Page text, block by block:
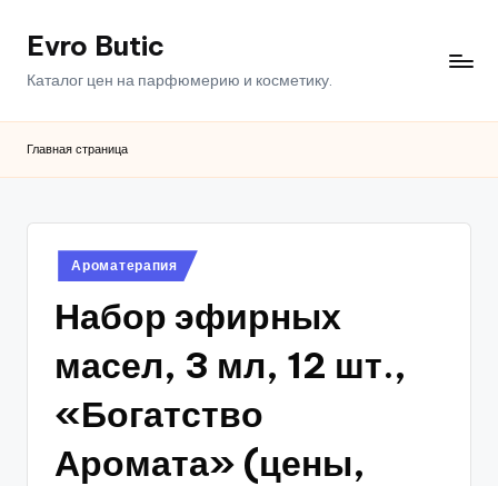
ПерейтиEvro Butic
Каталог цен на парфюмерию и косметику.
Главная страница
Опубликовано
в
Ароматерапия
Набор эфирных
масел, 3 мл, 12 шт.,
«Богатство
Аромата» (цены,